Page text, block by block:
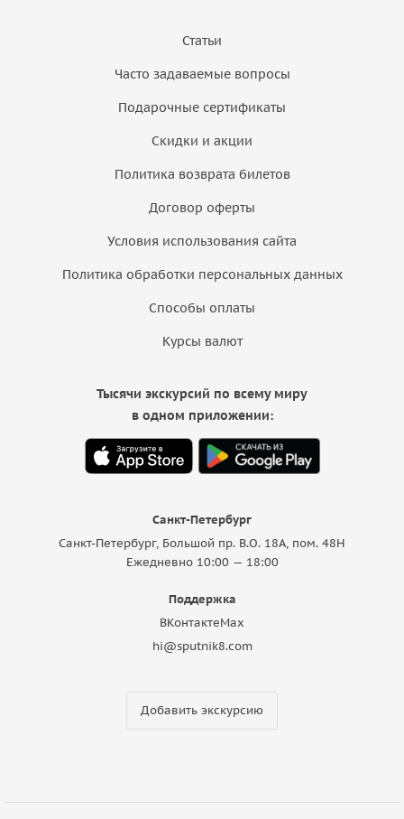
Статьи
Часто задаваемые вопросы
Подарочные сертификаты
Скидки и акции
Политика возврата билетов
Договор оферты
Условия использования сайта
Политика обработки персональных данных
Способы оплаты
Курсы валют
Санкт-Петербург
Санкт-Петербург, Большой пр. В.О. 18A, пом. 48Н
Ежедневно 10:00 — 18:00
Поддержка
ВКонтактеMax
hi@sputnik8.com
Добавить экскурсию
Тысячи экскурсий по всему миру
в одном приложении: